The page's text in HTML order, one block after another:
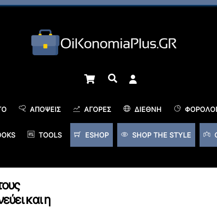
Cart Αναζήτηση
ΑΠΌΨΕΙΣ ΑΓΟΡΈΣ ΔΙΕΘΝΉ
TOOLS ESHOP SHOP THE STYLE
και η